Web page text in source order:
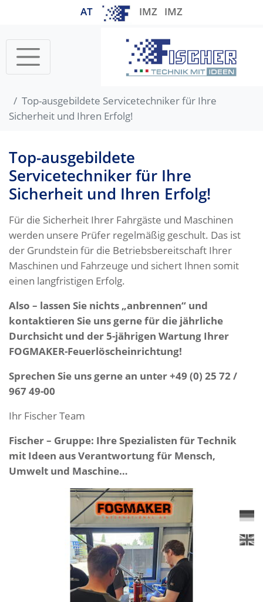
AT IMZ IMZ
Top-ausgebildete Servicetechniker für Ihre
Sicherheit und Ihren Erfolg!
Top-ausgebildete
Servicetechniker für Ihre
Sicherheit und Ihren Erfolg!
Für die Sicherheit Ihrer Fahrgäste und Maschinen
werden unsere Prüfer regelmäßig geschult. Das ist
der Grundstein für die Betriebsbereitschaft Ihrer
Maschinen und Fahrzeuge und sichert Ihnen somit
einen langfristigen Erfolg.
Also – lassen Sie nichts „anbrennen“ und
kontaktieren Sie uns gerne für die jährliche
Durchsicht und der 5-jährigen Wartung Ihrer
FOGMAKER-Feuerlöscheinrichtung!
Sprechen Sie uns gerne an unter +49 (0) 25 72 /
967 49-00
Ihr Fischer Team
Fischer – Gruppe: Ihre Spezialisten für Technik
mit Ideen aus Verantwortung für Mensch,
Umwelt und Maschine…